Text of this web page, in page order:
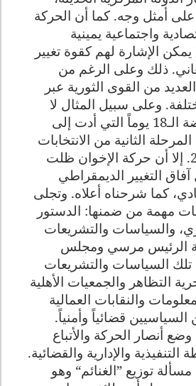
على أمثل وجه. كما أن الحركة
واجتماعية يمينية
الإشارة لهم كقوة تغيير
ذلك وعلى الرغم من
من القوى الثورية عبر
وعلى سبيل المثال لا
الحصر، أثناء انتفاضة الـ18 يوماً التي أدت إلى
الثانية من الانتخابات
الرئاسية عام 2012. إلا أن حركة الإخوان ظلت
التغيير الديمقراطي
كما شرحناه أعلاه. وتجلى
مهمة من ضمنها: الدستور
والسياسات والتشريعات
الرئيس مرسي ومجلس
تلك السياسات والتشريعات
التظاهر والجمعيات الأهلية
والنقابات العمالية
قضائياً وأمنياً.
أنصار الحركة والأتباع
والإدارية والقضائية.
توزيع ”الغنائم“ وهو